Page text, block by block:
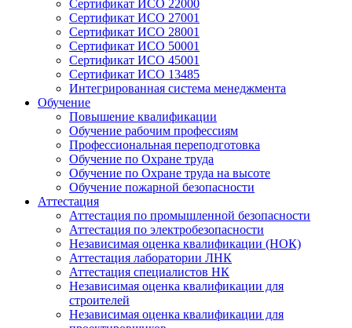
Сертификат ИСО 22000
Сертификат ИСО 27001
Сертификат ИСО 28001
Сертификат ИСО 50001
Сертификат ИСО 45001
Сертификат ИСО 13485
Интегрированная система менеджмента
Обучение
Повышение квалификации
Обучение рабочим профессиям
Профессиональная переподготовка
Обучение по Охране труда
Обучение по Охране труда на высоте
Обучение пожарной безопасности
Аттестация
Аттестация по промышленной безопасности
Аттестация по электробезопасности
Независимая оценка квалификации (НОК)
Аттестация лаборатории ЛНК
Аттестация специалистов НК
Независимая оценка квалификации для
строителей
Независимая оценка квалификации для